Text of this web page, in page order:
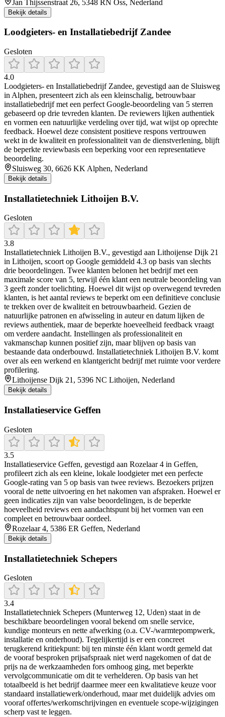
Jan Thijssenstraat 26, 5348 RN Oss, Nederland
Bekijk details
Loodgieters- en Installatiebedrijf Zandee
Gesloten
4.0
Loodgieters‑ en Installatiebedrijf Zandee, gevestigd aan de Sluisweg
in Alphen, presenteert zich als een kleinschalig, betrouwbaar
installatiebedrijf met een perfect Google‑beoordeling van 5 sterren
gebaseerd op drie tevreden klanten. De reviewers lijken authentiek
en vormen een natuurlijke verdeling over tijd, wat wijst op oprechte
feedback. Hoewel deze consistent positieve respons vertrouwen
wekt in de kwaliteit en professionaliteit van de dienstverlening, blijft
de beperkte reviewbasis een beperking voor een representatieve
beoordeling.
Sluisweg 30, 6626 KK Alphen, Nederland
Bekijk details
Installatietechniek Lithoijen B.V.
Gesloten
3.8
Installatietechniek Lithoijen B.V., gevestigd aan Lithoijense Dijk 21
in Lithoijen, scoort op Google gemiddeld 4.3 op basis van slechts
drie beoordelingen. Twee klanten belonen het bedrijf met een
maximale score van 5, terwijl één klant een neutrale beoordeling van
3 geeft zonder toelichting. Hoewel dit wijst op overwegend tevreden
klanten, is het aantal reviews te beperkt om een definitieve conclusie
te trekken over de kwaliteit en betrouwbaarheid. Gezien de
natuurlijke patronen en afwisseling in auteur en datum lijken de
reviews authentiek, maar de beperkte hoeveelheid feedback vraagt
om verdere aandacht. Instellingen als professionaliteit en
vakmanschap kunnen positief zijn, maar blijven op basis van
bestaande data onderbouwd. Installatietechniek Lithoijen B.V. komt
over als een werkend en klantgericht bedrijf met ruimte voor verdere
profilering.
Lithoijense Dijk 21, 5396 NC Lithoijen, Nederland
Bekijk details
Installatieservice Geffen
Gesloten
3.5
Installatieservice Geffen, gevestigd aan Rozelaar 4 in Geffen,
profileert zich als een kleine, lokale loodgieter met een perfecte
Google-rating van 5 op basis van twee reviews. Bezoekers prijzen
vooral de nette uitvoering en het nakomen van afspraken. Hoewel er
geen indicaties zijn van valse beoordelingen, is de beperkte
hoeveelheid reviews een aandachtspunt bij het vormen van een
compleet en betrouwbaar oordeel.
Rozelaar 4, 5386 ER Geffen, Nederland
Bekijk details
Installatietechniek Schepers
Gesloten
3.4
Installatietechniek Schepers (Munterweg 12, Uden) staat in de
beschikbare beoordelingen vooral bekend om snelle service,
kundige monteurs en nette afwerking (o.a. CV-/warmtepompwerk,
installatie en onderhoud). Tegelijkertijd is er een concreet
terugkerend kritiekpunt: bij ten minste één klant wordt gemeld dat
de vooraf besproken prijsafspraak niet werd nagekomen of dat de
prijs na de werkzaamheden fors omhoog ging, met beperkte
vervolgcommunicatie om dit te verhelderen. Op basis van het
totaalbeeld is het bedrijf daarmee meer een kwalitatieve keuze voor
standaard installatiewerk/onderhoud, maar met duidelijk advies om
vooraf offertes/werkomschrijvingen en eventuele scope-wijzigingen
scherp vast te leggen.